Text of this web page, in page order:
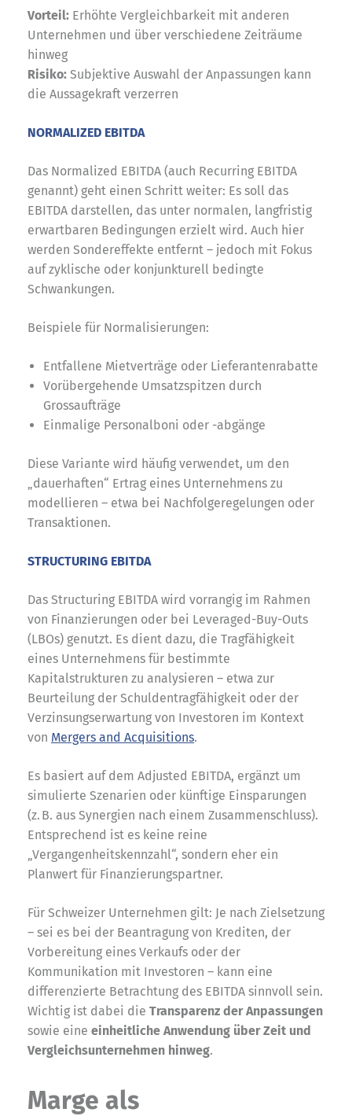
Vorteil: Erhöhte Vergleichbarkeit mit anderen
Unternehmen und über verschiedene Zeiträume
hinweg
Risiko: Subjektive Auswahl der Anpassungen kann
die Aussagekraft verzerren
NORMALIZED EBITDA
Das Normalized EBITDA (auch Recurring EBITDA
genannt) geht einen Schritt weiter: Es soll das
EBITDA darstellen, das unter normalen, langfristig
erwartbaren Bedingungen erzielt wird. Auch hier
werden Sondereffekte entfernt – jedoch mit Fokus
auf zyklische oder konjunkturell bedingte
Schwankungen.
Beispiele für Normalisierungen:
Entfallene Mietverträge oder Lieferantenrabatte
Vorübergehende Umsatzspitzen durch
Grossaufträge
Einmalige Personalboni oder -abgänge
Diese Variante wird häufig verwendet, um den
„dauerhaften“ Ertrag eines Unternehmens zu
modellieren – etwa bei Nachfolgeregelungen oder
Transaktionen.
STRUCTURING EBITDA
Das Structuring EBITDA wird vorrangig im Rahmen
von Finanzierungen oder bei Leveraged-Buy-Outs
(LBOs) genutzt. Es dient dazu, die Tragfähigkeit
eines Unternehmens für bestimmte
Kapitalstrukturen zu analysieren – etwa zur
Beurteilung der Schuldentragfähigkeit oder der
Verzinsungserwartung von Investoren im Kontext
von Mergers and Acquisitions.
Es basiert auf dem Adjusted EBITDA, ergänzt um
simulierte Szenarien oder künftige Einsparungen
(z. B. aus Synergien nach einem Zusammenschluss).
Entsprechend ist es keine reine
„Vergangenheitskennzahl“, sondern eher ein
Planwert für Finanzierungspartner.
Für Schweizer Unternehmen gilt: Je nach Zielsetzung
– sei es bei der Beantragung von Krediten, der
Vorbereitung eines Verkaufs oder der
Kommunikation mit Investoren – kann eine
differenzierte Betrachtung des EBITDA sinnvoll sein.
Wichtig ist dabei die Transparenz der Anpassungen
sowie eine einheitliche Anwendung über Zeit und
Vergleichsunternehmen hinweg.
Marge als